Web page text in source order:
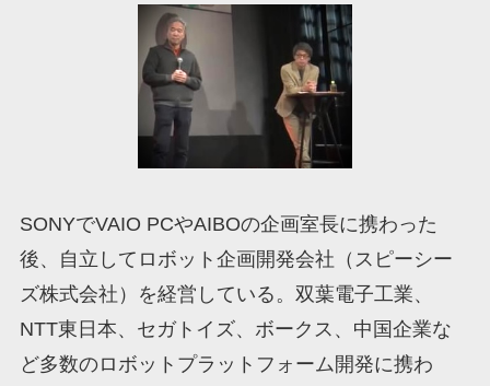
SONYでVAIO PCやAIBOの企画室長に携わった
後、自立してロボット企画開発会社（スピーシー
ズ株式会社）を経営している。双葉電子工業、
NTT東日本、セガトイズ、ボークス、中国企業な
ど多数のロボットプラットフォーム開発に携わ